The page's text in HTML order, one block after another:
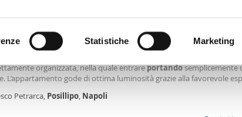
scansionandolo attivamente alla ricerca di caratteristiche
i tuoi dati personali e imposta le tue preferenze
il tuo consenso in qualsiasi momento dalla Dichiarazione
contenuti ed annunci, per fornire funzionalità dei
Statistiche Marketing
con terrazzo Posillipo
organizzata, nella quale entrareportandosemplicemente
L’appartamento gode di ottima luminosità grazie alla favorevole
all’abitazione. Gli
Petrarca, Posillipo, Napoli